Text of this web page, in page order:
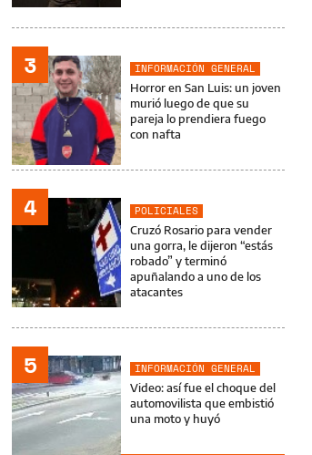
3
INFORMACIÓN GENERAL
Horror en San Luis: un joven
murió luego de que su
pareja lo prendiera fuego
con nafta
4
POLICIALES
Cruzó Rosario para vender
una gorra, le dijeron “estás
robado” y terminó
apuñalando a uno de los
atacantes
5
INFORMACIÓN GENERAL
Video: así fue el choque del
automovilista que embistió
una moto y huyó